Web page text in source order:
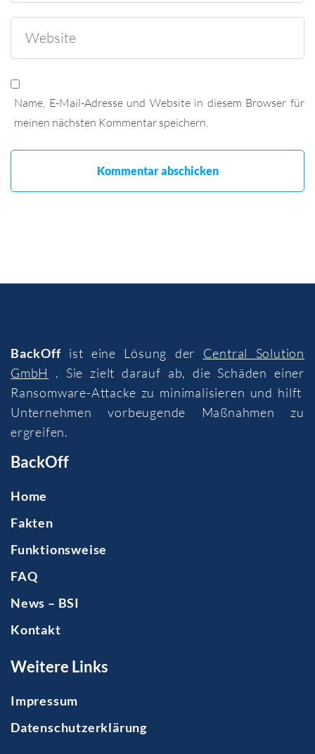
Name, E-Mail-Adresse und Website in diesem Browser für
meinen nächsten Kommentar speichern.
BackOffist eine Lösung der Central Solution
GmbH
. Sie zielt darauf ab, die Schäden einer
Ransomware-Attacke zu minimalisieren und hilft
Unternehmen vorbeugende Maßnahmen zu
ergreifen.
BackOff
Home
Fakten
Funktionsweise
FAQ
News – BSI
Kontakt
Weitere Links
Impressum
Datenschutzerklärung